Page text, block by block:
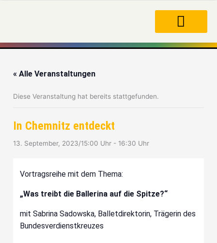
« Alle Veranstaltungen
Diese Veranstaltung hat bereits stattgefunden.
In Chemnitz entdeckt
13. September, 2023/15:00 Uhr - 16:30 Uhr
Vortragsreihe mit dem Thema:
„Was treibt die Ballerina auf die Spitze?“
mit Sabrina Sadowska, Balletdirektorin, Trägerin des
Bundesverdienstkreuzes